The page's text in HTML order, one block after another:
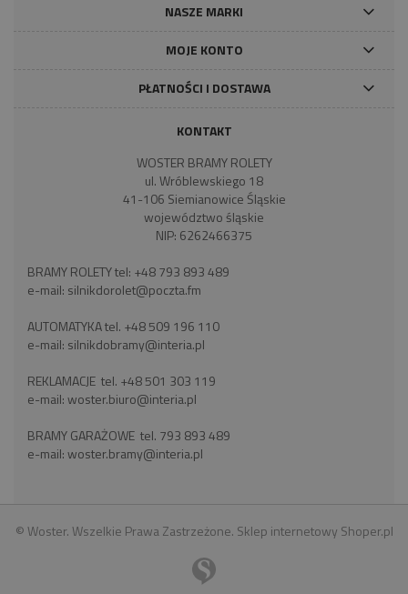
NASZE MARKI
MOJE KONTO
PŁATNOŚCI I DOSTAWA
KONTAKT
WOSTER BRAMY ROLETY
ul. Wróblewskiego 18
41-106 Siemianowice Śląskie
województwo śląskie
NIP: 6262466375
BRAMY ROLETY tel: +48 793 893 489
e-mail: silnikdorolet@poczta.fm
AUTOMATYKA tel. +48 509 196 110
e-mail: silnikdobramy@interia.pl
REKLAMACJE tel. +48 501 303 119
e-mail:woster.biuro@interia.pl
BRAMY GARAŻOWE tel. 793 893 489
e-mail:woster.bramy@interia.pl
© Woster. Wszelkie Prawa Zastrzeżone. Sklep internetowy Shoper.pl